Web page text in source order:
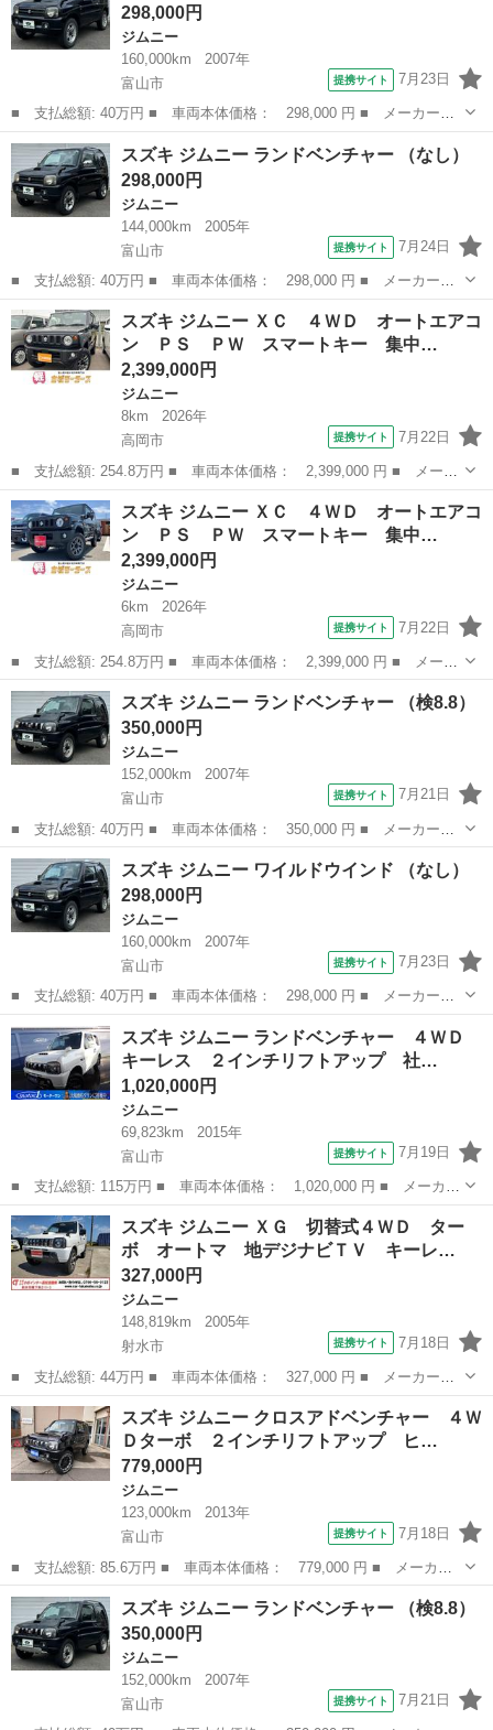
４ＷＤ／社外...
298,000円
ジムニー
160,000km
2007年
富山市
提携サイト 7月23日
■ 支払総額: 40万円 ■ 車両本体価格： 298,000 円 ■ メーカー
名： スズキ ■ 車種名： ジムニー ■ グレード名： ワイルドウ
インド ■ 排気量： 660cc ■ ドア枚数： 3D ■ ミッション：
AT...
富山 富山市 ジムニー
スズキ ジムニー ランドベンチャー （なし）
298,000円
ジムニー
144,000km
2005年
富山市
提携サイト 7月24日
■ 支払総額: 40万円 ■ 車両本体価格： 298,000 円 ■ メーカー
名： スズキ ■ 車種名： ジムニー ■ グレード名： ランドベン
チャー ■ 排気量： 660cc ■ ドア枚数： 3D ■ ミッション：
AT...
富山 富山市 ジムニー
スズキ ジムニー ＸＣ ４ＷＤ オートエアコ
ン ＰＳ ＰＷ スマートキー 集中…
2,399,000円
ジムニー
8km
2026年
高岡市
提携サイト 7月22日
■ 支払総額: 254.8万円 ■ 車両本体価格： 2,399,000 円 ■ メーカ
ー名： スズキ ■ 車種名： ジムニー ■ グレード名： ＸＣ ４
ＷＤ オートエアコン ＰＳ ＰＷ スマートキー 集中Ｄ クルコ
ン 寒冷...
富山 高岡市 ジムニー
スズキ ジムニー ＸＣ ４ＷＤ オートエアコ
ン ＰＳ ＰＷ スマートキー 集中…
2,399,000円
ジムニー
6km
2026年
高岡市
提携サイト 7月22日
■ 支払総額: 254.8万円 ■ 車両本体価格： 2,399,000 円 ■ メーカ
ー名： スズキ ■ 車種名： ジムニー ■ グレード名： ＸＣ ４
ＷＤ オートエアコン ＰＳ ＰＷ スマートキー 集中Ｄ クルー
ズコント...
富山 高岡市 ジムニー
スズキ ジムニー ランドベンチャー （検8.8）
350,000円
ジムニー
152,000km
2007年
富山市
提携サイト 7月21日
■ 支払総額: 40万円 ■ 車両本体価格： 350,000 円 ■ メーカー
名： スズキ ■ 車種名： ジムニー ■ グレード名： ランドベン
チャー ■ 排気量： 660cc ■ ドア枚数： 3D ■ ミッション：
AT...
富山 富山市 ジムニー
スズキ ジムニー ワイルドウインド （なし）
298,000円
ジムニー
160,000km
2007年
富山市
提携サイト 7月23日
■ 支払総額: 40万円 ■ 車両本体価格： 298,000 円 ■ メーカー
名： スズキ ■ 車種名： ジムニー ■ グレード名： ワイルドウ
インド ■ 排気量： 660cc ■ ドア枚数： 3D ■ ミッション：
AT...
富山 富山市 ジムニー
スズキ ジムニー ランドベンチャー ４ＷＤ
キーレス ２インチリフトアップ 社…
1,020,000円
ジムニー
69,823km
2015年
富山市
提携サイト 7月19日
■ 支払総額: 115万円 ■ 車両本体価格： 1,020,000 円 ■ メーカー
名： スズキ ■ 車種名： ジムニー ■ グレード名： ランドベン
チャー ４ＷＤ キーレス ２インチリフトアップ 社外１６ＡＷ
社外ＳＤナ...
富山 富山市 ジムニー
スズキ ジムニー ＸＧ 切替式４ＷＤ ター
ボ オートマ 地デジナビＴＶ キーレ…
327,000円
ジムニー
148,819km
2005年
射水市
提携サイト 7月18日
■ 支払総額: 44万円 ■ 車両本体価格： 327,000 円 ■ メーカー
名： スズキ ■ 車種名： ジムニー ■ グレード名： ＸＧ 切替
式４ＷＤ ターボ オートマ 地デジナビＴＶ キーレスキー ＡＢ
Ｓ Ｗエアバッグ...
富山 射水市 ジムニー
スズキ ジムニー クロスアドベンチャー ４Ｗ
Ｄターボ ２インチリフトアップ ヒ…
779,000円
ジムニー
123,000km
2013年
富山市
提携サイト 7月18日
■ 支払総額: 85.6万円 ■ 車両本体価格： 779,000 円 ■ メーカー
名： スズキ ■ 車種名： ジムニー ■ グレード名： クロスアド
ベンチャー ４ＷＤターボ ２インチリフトアップ ヒーター付電動
格納ウインカ...
富山 富山市 ジムニー
スズキ ジムニー ランドベンチャー （検8.8）
350,000円
ジムニー
152,000km
2007年
富山市
提携サイト 7月21日